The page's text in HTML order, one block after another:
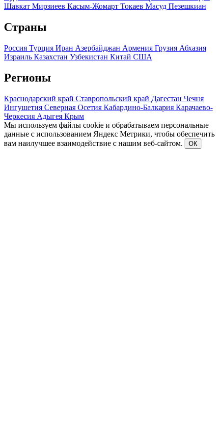
Шавкат Мирзиеев Касым-Жомарт Токаев Масуд Пезешкиан
Страны
Россия Турция Иран Азербайджан Армения Грузия Абхазия
Израиль Казахстан Узбекистан Китай США
Регионы
Краснодарский край Ставропольский край Дагестан Чечня
Ингушетия Северная Осетия Кабардино-Балкария Карачаево-
Черкесия Адыгея Крым
Мы используем файлы cookie и обрабатываем персональные
данные с использованием Яндекс Метрики, чтобы обеспечить
вам наилучшее взаимодействие с нашим веб-сайтом.
ОК